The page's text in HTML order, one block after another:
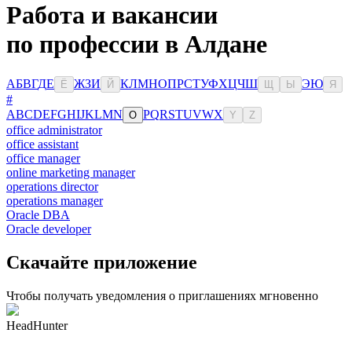
Работа и вакансии
по профессии в Алдане
АБВГДЕ Ё ЖЗИ Й КЛМНОПРСТУФХЦЧШ Ы ЭЮ Я
#
ABCDEFGHIJKLMN O PQRSTUVWX Y Z
office administrator
office assistant
office manager
online marketing manager
operations director
operations manager
Oracle DBA
Oracle developer
Скачайте приложение
Чтобы получать уведомления о приглашениях мгновенно
HeadHunter